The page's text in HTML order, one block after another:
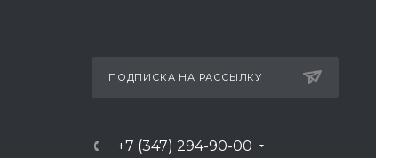
ПОДПИСКА НА РАССЫЛКУ
+7 (347) 294-90-00